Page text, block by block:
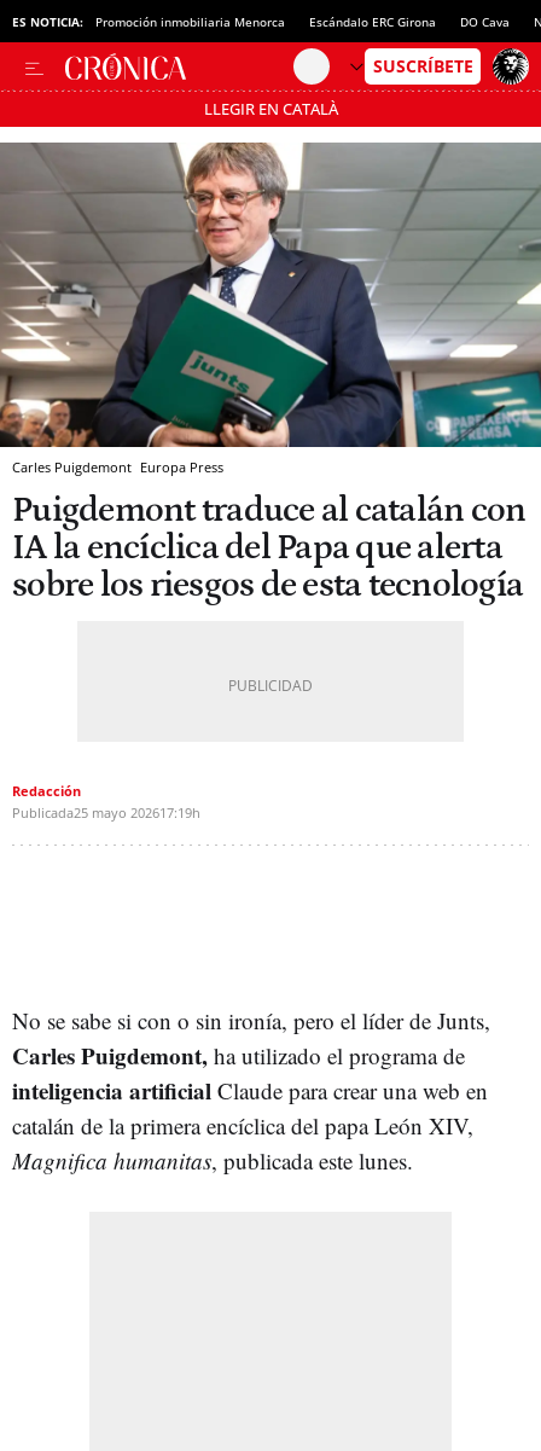
ES NOTICIA: Promoción inmobiliaria Menorca Escándalo ERC Girona DO Cava
LLEGIR EN CATALÀ
Pásate al MODO AHORRO
Carles Puigdemont Europa Press
Puigdemont traduce al catalán con
IA la encíclica del Papa que alerta
sobre los riesgos de esta tecnología
Redacción
Publicada25 mayo 202617:19h
No se sabe si con o sin ironía, pero el líder de Junts,
Carles Puigdemont, ha utilizado el programa de
inteligencia artificial Claude para crear una web en
catalán de la primera encíclica del papa León XIV,
Magnifica humanitas, publicada este lunes.